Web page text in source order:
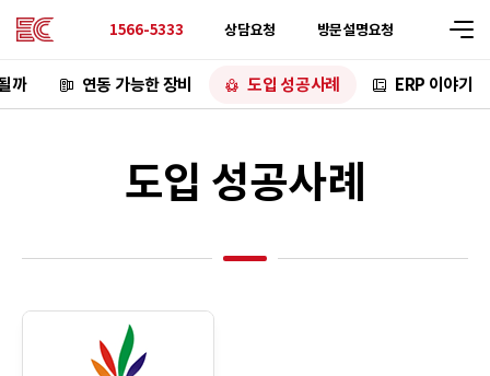
1566-5333 상담요청 방문설명요청
까 연동 가능한 장비 도입 성공사례 ERP 이야기
도입 성공사례